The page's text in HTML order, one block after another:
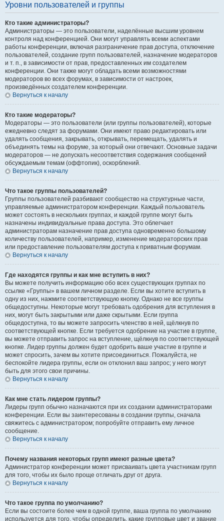
Уровни пользователей и группы
Кто такие администраторы?
Администраторы — это пользователи, наделённые высшим уровнем
контроля над конференцией. Они могут управлять всеми аспектами
работы конференции, включая разграничение прав доступа, отключение
пользователей, создание групп пользователей, назначение модераторов
и т. п., в зависимости от прав, предоставленных им создателем
конференции. Они также могут обладать всеми возможностями
модераторов во всех форумах, в зависимости от настроек,
произведённых создателем конференции.
Вернуться к началу
Кто такие модераторы?
Модераторы — это пользователи (или группы пользователей), которые
ежедневно следят за форумами. Они имеют право редактировать или
удалять сообщения, закрывать, открывать, перемещать, удалять и
объединять темы на форуме, за который они отвечают. Основные задачи
модераторов — не допускать несоответствия содержания сообщений
обсуждаемым темам (оффтопик), оскорблений.
Вернуться к началу
Что такое группы пользователей?
Группы пользователей разбивают сообщество на структурные части,
управляемые администратором конференции. Каждый пользователь
может состоять в нескольких группах, и каждой группе могут быть
назначены индивидуальные права доступа. Это облегчает
администраторам назначение прав доступа одновременно большому
количеству пользователей, например, изменение модераторских прав
или предоставление пользователям доступа к приватным форумам.
Вернуться к началу
Где находятся группы и как мне вступить в них?
Вы можете получить информацию обо всех существующих группах по
ссылке «Группы» в вашем личном разделе. Если вы хотите вступить в
одну из них, нажмите соответствующую кнопку. Однако не все группы
общедоступны. Некоторые могут требовать одобрения для вступления в
них, могут быть закрытыми или даже скрытыми. Если группа
общедоступна, то вы можете запросить членство в ней, щёлкнув по
соответствующей кнопке. Если требуется одобрение на участие в группе,
вы можете отправить запрос на вступление, щёлкнув по соответствующей
кнопке. Лидер группы должен будет одобрить ваше участие в группе и
может спросить, зачем вы хотите присоединиться. Пожалуйста, не
беспокойте лидера группы, если он отклонил ваш запрос; у него могут
быть для этого свои причины.
Вернуться к началу
Как мне стать лидером группы?
Лидеры групп обычно назначаются при их создании администраторами
конференции. Если вы заинтересованы в создании группы, сначала
свяжитесь с администратором; попробуйте отправить ему личное
сообщение.
Вернуться к началу
Почему названия некоторых групп имеют разные цвета?
Администратор конференции может присваивать цвета участникам групп
для того, чтобы их было проще отличать друг от друга.
Вернуться к началу
Что такое группа по умолчанию?
Если вы состоите более чем в одной группе, ваша группа по умолчанию
используется для того, чтобы определить, какие групповые цвет и звание